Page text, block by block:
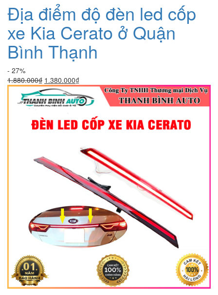
Địa điểm độ đèn led cốp
xe Kia Cerato ở Quận
Bình Thạnh
- 27%
1.880.000₫ Giá
gốc
là:
1.880.000₫.
1.380.000₫Giá
hiện
tại
là:
1.380.000₫.